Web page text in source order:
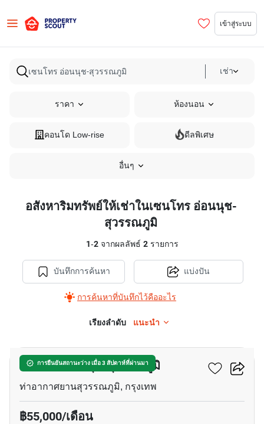
เข้าสู่ระบบ
เช่า
ราคา ห้องนอน
คอนโด Low-rise ดีลพิเศษ
อื่นๆ
อสังหาริมทรัพย์ให้เช่าในเซนโทร อ่อนนุช-
สุวรรณภูมิ
1-2จากผลลัพธ์ 2รายการ
บันทึกการค้นหา
การค้นหาที่บันทึกไว้คืออะไร
แบ่งปัน
เรียงลำดับ แนะนำ
การยืนยันสถานะว่าง เมื่อ 3 สัปดาห์ที่ผ่านมา
เซนโทร อ่อนนุช-สุวรรณภูมิ
ท่าอากาศยานสุวรรณภูมิ, กรุงเทพ
฿55,000/เดือน